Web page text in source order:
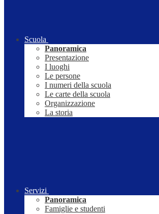
Scuola
Panoramica
Presentazione
I luoghi
Le persone
I numeri della scuola
Le carte della scuola
Organizzazione
La storia
Servizi
Panoramica
Famiglie e studenti